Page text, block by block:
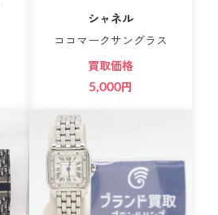
シャネル
ココマークサングラス
買取価格
5,000円